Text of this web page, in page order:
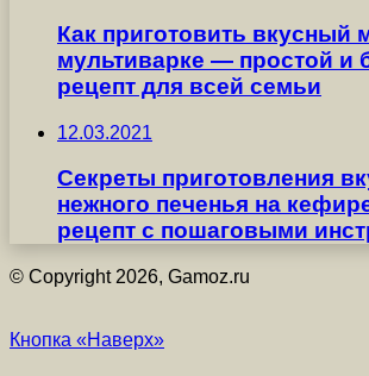
Как приготовить вкусный
мультиварке — простой и
рецепт для всей семьи
12.03.2021
Секреты приготовления
нежного печенья на
рецепт с пошаговыми
© Copyright 2026, Gamoz.ru
Кнопка «Наверх»